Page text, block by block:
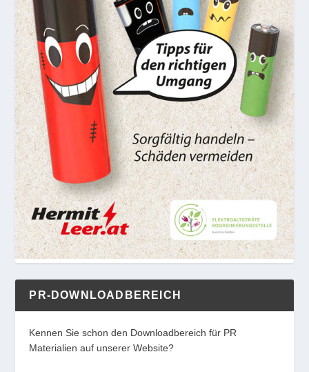
PR-DOWNLOADBEREICH
Kennen Sie schon den Downloadbereich für PR
Materialien auf unserer Website?